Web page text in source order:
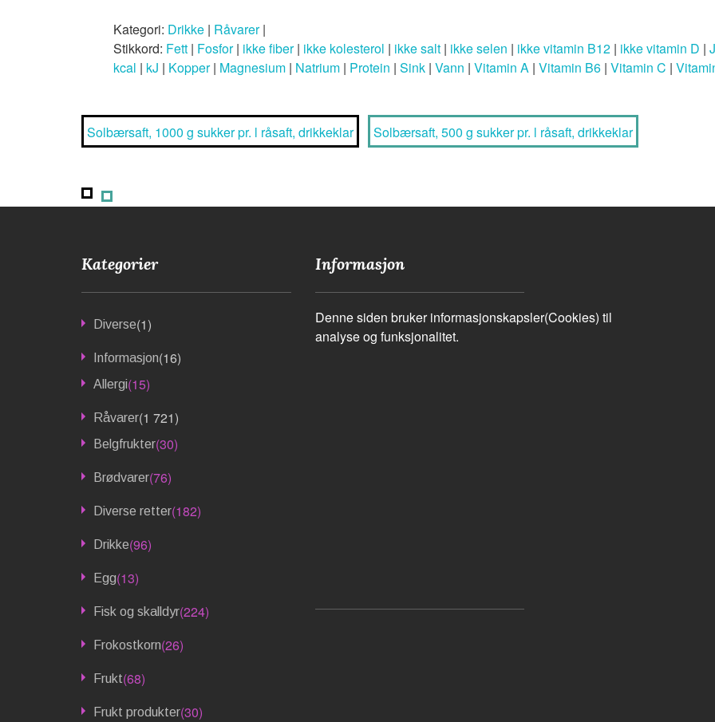
Kategori: Drikke | Råvarer|
Stikkord: Fett | Fosfor| ikke fiber| ikke kolesterol | ikke salt | ikke selen | ikke vitamin B12 | ikke vitamin D |
kcal | kJ | Kopper| Magnesium | Natrium | Protein | Sink | Vann | Vitamin A | Vitamin B6 | Vitamin C |
Solbærsaft, 1000 g sukker pr. l råsaft, drikkeklar Solbærsaft, 500 g sukker pr. l råsaft, drikkeklar
Kategorier
Diverse(1)
Informasjon(16)
Allergi(15)
Råvarer(1 721)
Belgfrukter(30)
Brødvarer(76)
Diverse retter(182)
Drikke(96)
Egg(13)
Fisk og skalldyr(224)
Frokostkorn(26)
Frukt(68)
Frukt produkter(30)
Informasjon
Denne siden bruker informasjonskapsler(Cookies) til
analyse og funksjonalitet.